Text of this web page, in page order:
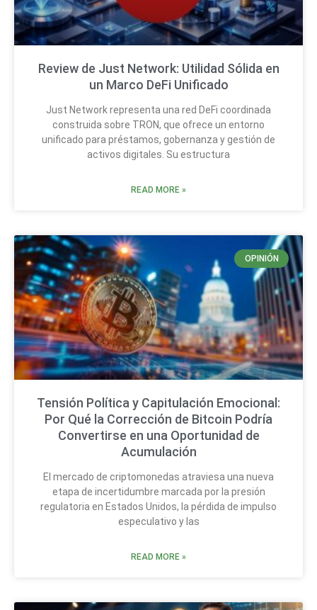
Review de Just Network: Utilidad Sólida en
un Marco DeFi Unificado
Just Network representa una red DeFi coordinada
construida sobre TRON, que ofrece un entorno
unificado para préstamos, gobernanza y gestión de
activos digitales. Su estructura
READ MORE »
OPINIÓN
Tensión Política y Capitulación Emocional:
Por Qué la Corrección de Bitcoin Podría
Convertirse en una Oportunidad de
Acumulación
El mercado de criptomonedas atraviesa una nueva
etapa de incertidumbre marcada por la presión
regulatoria en Estados Unidos, la pérdida de impulso
especulativo y las
READ MORE »